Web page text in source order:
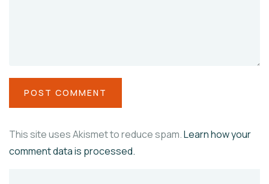
This site uses Akismet to reduce spam.Learn how your
comment data is processed.